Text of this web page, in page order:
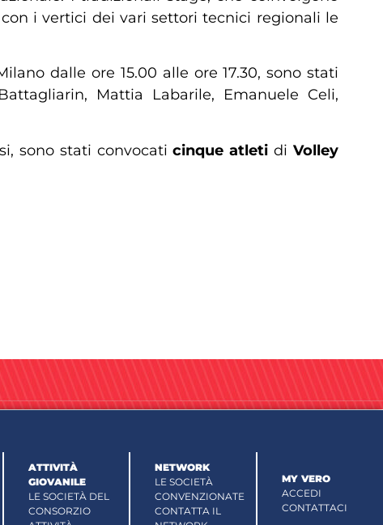
i vertici dei vari settori tecnici regionali le
dalle ore 15.00 alle ore 17.30, sono stati
Mattia Labarile, Emanuele Celi,
sono stati convocaticinque atleti diVolley
ATTIVITÀ
GIOVANILE
LE SOCIETÀ DEL
CONSORZIO
NETWORK
LE SOCIETÀ
CONVENZIONATE
CONTATTA IL
MY VERO
ACCEDI
CONTATTACI